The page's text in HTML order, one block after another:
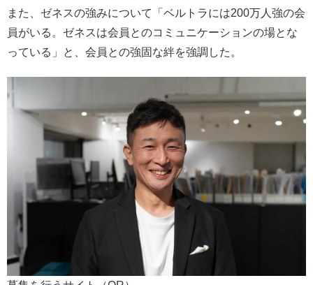
また、ゼネスの強みについて「ベルトラには200万人強の会
員がいる。ゼネスは会員とのコミュニケーションの場とな
っている」と、会員との強固な絆を強調した。